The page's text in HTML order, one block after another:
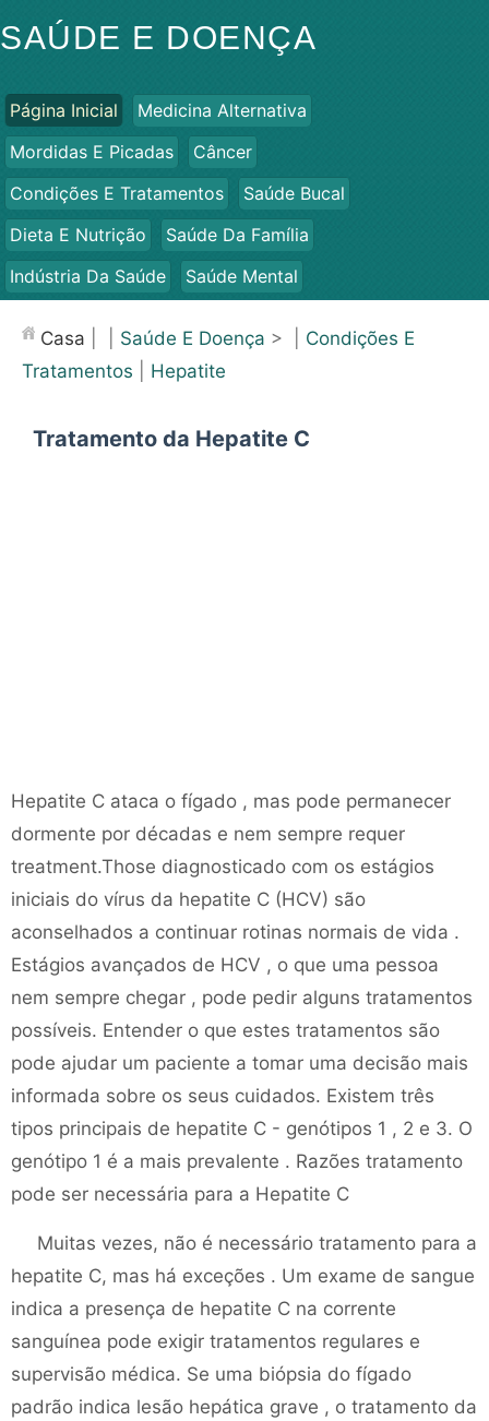
SAÚDE E DOENÇA
Página Inicial
Medicina Alternativa
Mordidas E Picadas
Câncer
Condições E Tratamentos
Saúde Bucal
Dieta E Nutrição
Saúde Da Família
Indústria Da Saúde
Saúde Mental
Saúde
Casa Saúde E Doença > | Condições E
Tratamentos
Hepatite
Tratamento da Hepatite C
Hepatite C ataca o fígado , mas pode permanecer
dormente por décadas e nem sempre requer
treatment.Those diagnosticado com os estágios
iniciais do vírus da hepatite C (HCV) são
aconselhados a continuar rotinas normais de vida .
Estágios avançados de HCV , o que uma pessoa
nem sempre chegar , pode pedir alguns tratamentos
possíveis. Entender o que estes tratamentos são
pode ajudar um paciente a tomar uma decisão mais
informada sobre os seus cuidados. Existem três
tipos principais de hepatite C - genótipos 1 , 2 e 3. O
genótipo 1 é a mais prevalente . Razões tratamento
pode ser necessária para a Hepatite C
Muitas vezes, não é necessário tratamento para a
hepatite C, mas há exceções . Um exame de sangue
indica a presença de hepatite C na corrente
sanguínea pode exigir tratamentos regulares e
supervisão médica. Se uma biópsia do fígado
padrão indica lesão hepática grave , o tratamento da